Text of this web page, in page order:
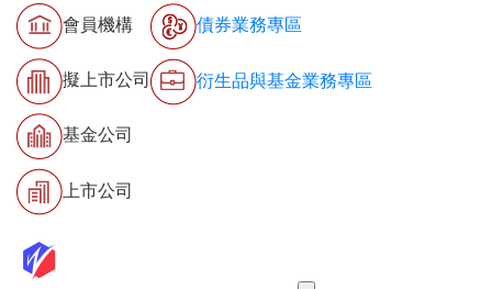
會員機構
擬上市公司
基金公司
上市公司
債券業務專區
衍生品與基金業務專區